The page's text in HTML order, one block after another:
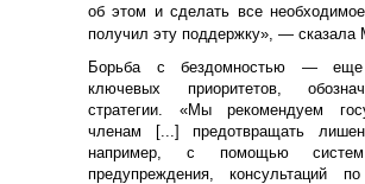
об этом и сделать все
получил эту поддержку», — сказала
Борьба с бездомностью —
ключевых приоритетов,
стратегии. «Мы рекомендуем
членам [...] предотвращать
например, с помощью систем
предупреждения, консультаций